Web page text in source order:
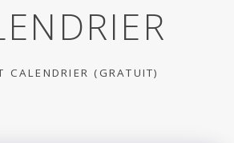
CALENDRIER (GRATUIT)